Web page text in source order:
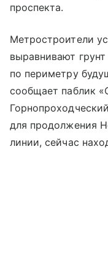
проспекта.
Метростроители
выравнивают
по периметру
сообщает паблик
для продолжения
линии, сейчас